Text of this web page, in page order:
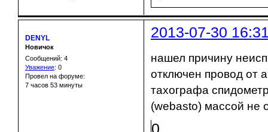
2013-07-30
DENYL
Новичок
Сообщений: 4
Уважение: 0
Провел на форуме:
7 часов 53 минуты
нашел причину
отключен провод от
тахографа
(webasto) массой не
0